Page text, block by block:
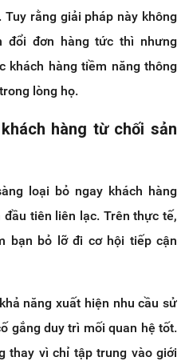
rằng giải pháp này không
đổi đơn hàng tức thì nhưng
khách hàng tiềm năng thông
lòng họ.
hàng từ chối sản
loại bỏ ngay khách hàng
tiên liên lạc. Trên thực tế,
bạn bỏ lỡ đi cơ hội tiếp cận
năng xuất hiện nhu cầu sử
gắng duy trì mối quan hệ tốt.
thay vì chỉ tập trung vào giới